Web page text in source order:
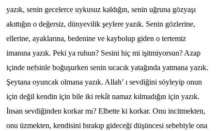
yazık, senin gecelerce uykusuz kaldığın, senin uğruna gözyaşı
akıttığın o değersiz, dünyevilik şeylere yazık. Senin gözlerine,
ellerine, ayaklarına, bedenine ve kaybolup giden o tertemiz
imanına yazık. Peki ya ruhun? Sesini hiç mi işitmiyorsun? Azap
içinde nefsinle boğuşurken senin sıcacık yatağında yatmana yazık.
Şeytana oyuncak olmana yazık. Allah’ ı sevdiğini söyleyip onun
için değil kendin için bile iki rekât namaz kılmadığın için yazık.
İnsan sevdiğinden korkar mı? Elbette ki korkar. Onu incitmekten,
onu üzmekten, kendisini bırakıp gideceği düşüncesi sebebiyle ona